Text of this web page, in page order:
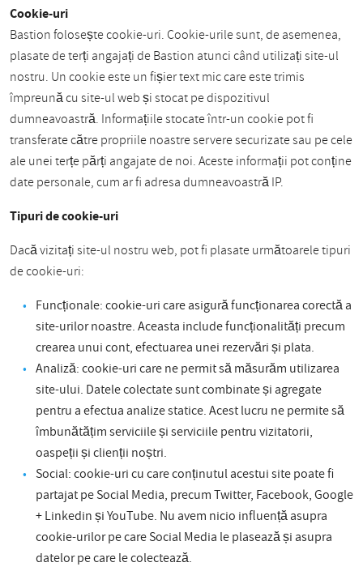
Cookie-uri
Bastion folosește cookie-uri. Cookie-urile sunt, de asemenea,
plasate de terți angajați de Bastion atunci când utilizați site-ul
nostru. Un cookie este un fișier text mic care este trimis
împreună cu site-ul web și stocat pe dispozitivul
dumneavoastră. Informațiile stocate într-un cookie pot fi
transferate către propriile noastre servere securizate sau pe cele
ale unei terțe părți angajate de noi. Aceste informații pot conține
date personale, cum ar fi adresa dumneavoastră IP.
Tipuri de cookie-uri
Dacă vizitați site-ul nostru web, pot fi plasate următoarele tipuri
de cookie-uri:
Funcționale: cookie-uri care asigură funcționarea corectă a
site-urilor noastre. Aceasta include funcționalități precum
crearea unui cont, efectuarea unei rezervări și plata.
Analiză: cookie-uri care ne permit să măsurăm utilizarea
site-ului. Datele colectate sunt combinate și agregate
pentru a efectua analize statice. Acest lucru ne permite să
îmbunătățim serviciile și serviciile pentru vizitatorii,
oaspeții și clienții noștri.
Social: cookie-uri cu care conținutul acestui site poate fi
partajat pe Social Media, precum Twitter, Facebook, Google
+ Linkedin și YouTube. Nu avem nicio influență asupra
cookie-urilor pe care Social Media le plasează și asupra
datelor pe care le colectează.